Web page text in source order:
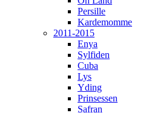
Persille
Kardemomme
2011-2015
Enya
Sylfiden
Cuba
Lys
Yding
Prinsessen
Safran